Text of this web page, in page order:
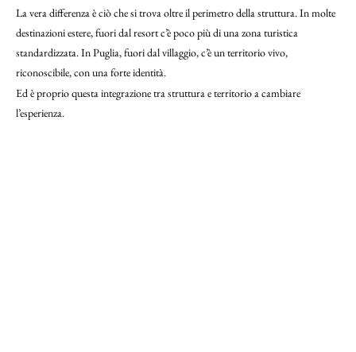
La vera differenza è ciò che si trova oltre il perimetro della struttura. In molte
destinazioni estere, fuori dal resort c’è poco più di una zona turistica
standardizzata. In Puglia, fuori dal villaggio, c’è un territorio vivo,
riconoscibile, con una forte identità.
Ed è proprio questa integrazione tra struttura e territorio a cambiare
l’esperienza.